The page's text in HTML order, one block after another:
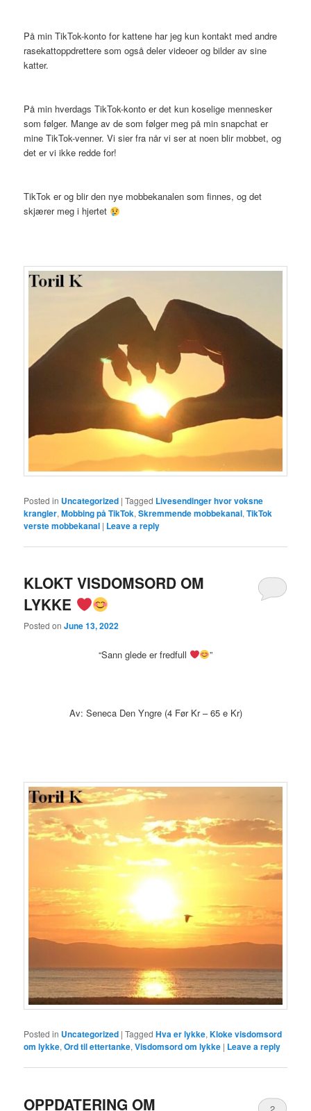
På min TikTok-konto for kattene har jeg kun kontakt med andre
rasekattoppdrettere som også deler videoer og bilder av sine
katter.
På min hverdags TikTok-konto er det kun koselige mennesker
som følger. Mange av de som følger meg på min snapchat er
mine TikTok-venner. Vi sier fra når vi ser at noen blir mobbet, og
det er vi ikke redde for!
TikTok er og blir den nye mobbekanalen som finnes, og det
skjærer meg i hjertet
Posted in Uncategorized |Tagged Livesendinger hvor voksne
krangler,Mobbing på TikTok,Skremmende mobbekanal,TikTok
verste mobbekanal | Leave a reply
KLOKT VISDOMSORD OM
LYKKE
Posted onJune 13, 2022
“Sann glede er fredfull ”
Av: Seneca Den Yngre (4 Før Kr – 65 e Kr)
Posted in Uncategorized |Tagged Hva er lykke,Kloke visdomsord
om lykke,Ord til ettertanke,Visdomsord om lykke | Leave a reply
OPPDATERING OM